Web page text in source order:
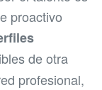
proactivo
de otra
profesional,